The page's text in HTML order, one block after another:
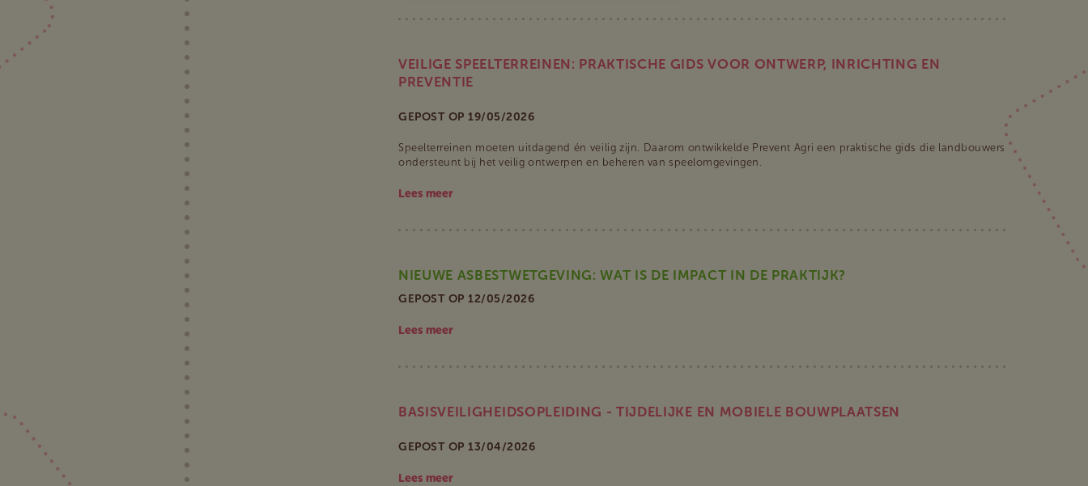
VEILIGE SPEELTERREINEN: PRAKTISCHE GIDS VOOR ONTWERP, INRICHTING EN
PREVENTIE
GEPOST OP 19/05/2026
Speelterreinen moeten uitdagend én veilig zijn. Daarom ontwikkelde Prevent Agri een praktische gids die landbouwers
ondersteunt bij het veilig ontwerpen en beheren van speelomgevingen.
Lees meer
NIEUWE ASBESTWETGEVING: WAT IS DE IMPACT IN DE PRAKTIJK?
GEPOST OP 12/05/2026
Lees meer
BASISVEILIGHEIDSOPLEIDING - TIJDELIJKE EN MOBIELE BOUWPLAATSEN
GEPOST OP 13/04/2026
Lees meer